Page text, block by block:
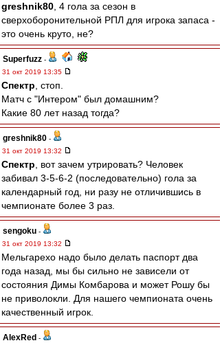
greshnik80 , 4 гола за сезон в
сверхоборонительной РПЛ для игрока запаса -
это очень круто, не?
Superfuzz -
31 окт 2019 13:35
Спектр , стоп.
Матч с "Интером" был домашним?
Какие 80 лет назад тогда?
greshnik80 -
31 окт 2019 13:32
Спектр , вот зачем утрировать? Человек
забивал 3-5-6-2 (последовательно) гола за
календарный год, ни разу не отличившись в
чемпионате более 3 раз.
sengoku -
31 окт 2019 13:32
Мельгарехо надо было делать паспорт два
года назад, мы бы сильно не зависели от
состояния Димы Комбарова и может Рошу бы
не приволокли. Для нашего чемпионата очень
качественный игрок.
AlexRed -